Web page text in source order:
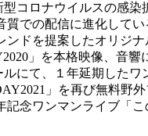
コロナウイルスの感
での配信に進化して
ドを提案したオリジ
」を本格映像、音
にて、１年延期した
」を再び無料野
念ワンマンライブ「